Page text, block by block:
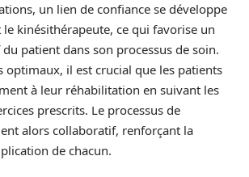
un lien de confiance se développe
kinésithérapeute, ce qui favorise un
patient dans son processus de soin.
optimaux, il est crucial que les patients
à leur réhabilitation en suivant les
prescrits. Le processus de
alors collaboratif, renforçant la
de chacun.